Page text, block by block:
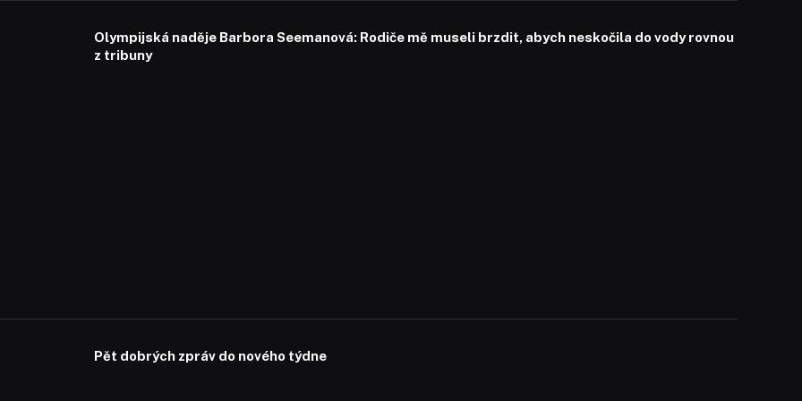
Olympijská naděje Barbora Seemanová: Rodiče mě museli brzdit, abych neskočila do vody rovnou
z tribuny
Pět dobrých zpráv do nového týdne